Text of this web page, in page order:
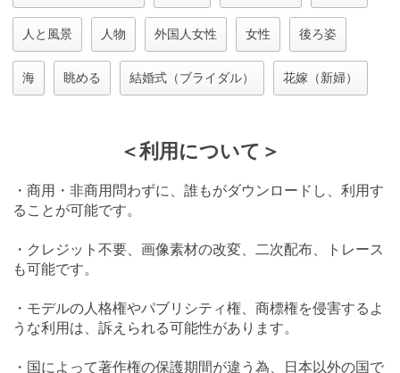
人と風景 人物 外国人女性 女性 後ろ姿
海 眺める 結婚式（ブライダル） 花嫁（新婦）
＜利用について＞
・商用・非商用問わずに、誰もがダウンロードし、利用す
ることが可能です。
・クレジット不要、画像素材の改変、二次配布、トレース
も可能です。
・モデルの人格権やパブリシティ権、商標権を侵害するよ
うな利用は、訴えられる可能性があります。
・国によって著作権の保護期間が違う為、日本以外の国で